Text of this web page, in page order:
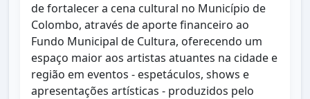
de fortalecer a cena cultural no Município de
Colombo, através de aporte financeiro ao
Fundo Municipal de Cultura, oferecendo um
espaço maior aos artistas atuantes na cidade e
região em eventos - espetáculos, shows e
apresentações artísticas - produzidos pelo